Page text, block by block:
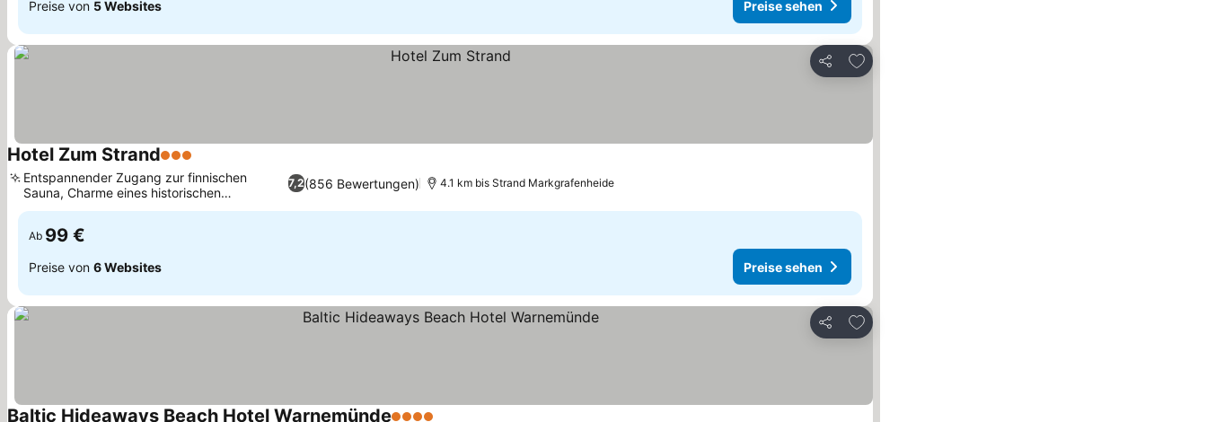
Preise von 5 Websites Preise sehen
Teilen
Zu Favoriten hinzufügen
Hotel Zum Strand3 Sterne
7,2(856 Bewertungen)
Entspannender Zugang zur finnischen
Sauna, Charme eines historischen
Kapitänshauses
4.1 km bis Strand Markgrafenheide
Ab 99 €
Preise von 6 Websites Preise sehen
Teilen
Zu Favoriten hinzufügen
Baltic Hideaways Beach Hotel Warnemünde